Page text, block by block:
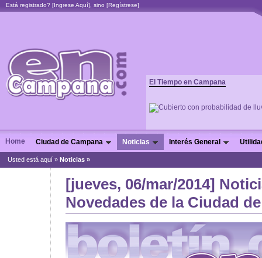
Está registrado? [Ingrese Aquí], sino [Regístrese]
El Tiempo en Campana
Home Ciudad de Campana Noticias Interés General
Usted está aquí » Noticias »
[jueves, 06/mar/2014]
Novedades de la Ciudad